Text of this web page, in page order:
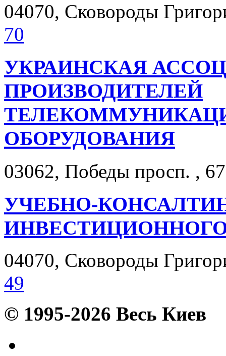
04070, Сковороды
70
УКРАИНСКАЯ
ПРОИЗВОДИТЕЛЕЙ
ОБОРУДОВАНИЯ
03062, Победы просп. ,
УЧЕБНО-
04070, Сковороды
49
© 1995-2026 Весь Киев